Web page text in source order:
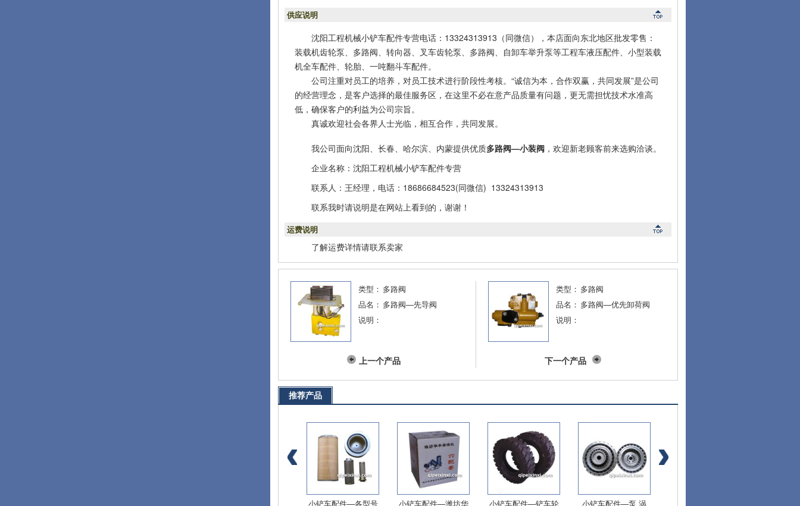
供应说明
沈阳工程机械小铲车配件专营电话：13324313913（同微信），本店面向东北地区批发零售：
装载机齿轮泵、多路阀、转向器、叉车齿轮泵、多路阀、自卸车举升泵等工程车液压配件、小型装载
机全车配件、轮胎、一吨翻斗车配件。
公司注重对员工的培养，对员工技术进行阶段性考核。“诚信为本，合作双赢，共同发展”是公司
的经营理念，是客户选择的最佳服务区，在这里不必在意产品质量有问题，更无需担忧技术水准高
低，确保客户的利益为公司宗旨。
真诚欢迎社会各界人士光临，相互合作，共同发展。
我公司面向沈阳、长春、哈尔滨、内蒙提供优质多路阀—小装阀 ，欢迎新老顾客前来选购洽谈。
企业名称：沈阳工程机械小铲车配件专营
联系人：王经理，电话：18686684523(同微信) 13324313913
联系我时请说明是在网站上看到的，谢谢！
运费说明
了解运费详情请联系卖家
类型： 多路阀
品名： 多路阀—先导阀
说明：
上一个产品
类型： 多路阀
品名： 多路阀—优先卸荷阀
说明：
下一个产品
推荐产品
小铲车配件—各型号 小铲车配件—潍坊华 小铲车配件—铲车轮 小铲车配件—泵 涡